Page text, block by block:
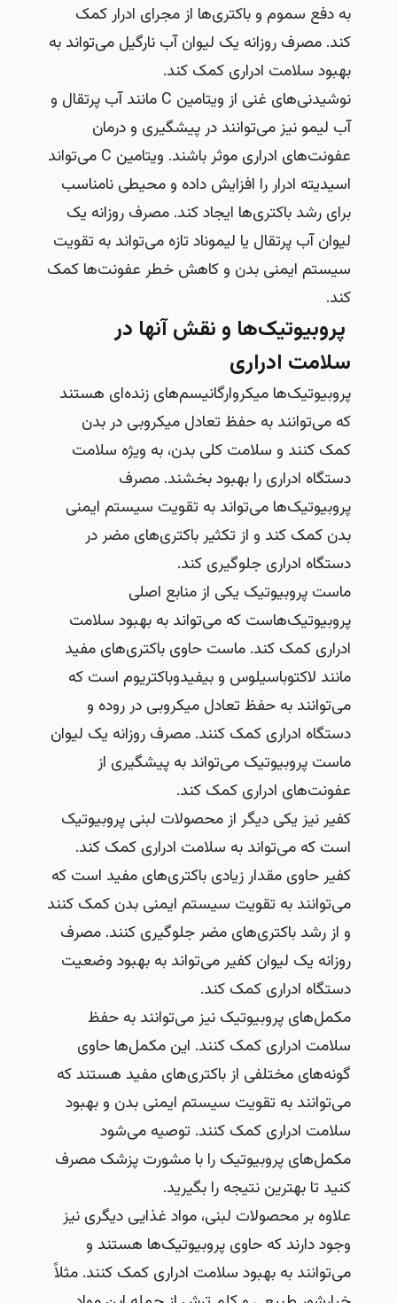
به دفع سموم و باکتری‌ها از مجرای ادرار کمک
کند. مصرف روزانه یک لیوان آب نارگیل می‌تواند به
بهبود سلامت ادراری کمک کند.
نوشیدنی‌های غنی از ویتامین C مانند آب پرتقال و
آب لیمو نیز می‌توانند در پیشگیری و درمان
عفونت‌های ادراری موثر باشند. ویتامین C می‌تواند
اسیدیته ادرار را افزایش داده و محیطی نامناسب
برای رشد باکتری‌ها ایجاد کند. مصرف روزانه یک
لیوان آب پرتقال یا لیموناد تازه می‌تواند به تقویت
سیستم ایمنی بدن و کاهش خطر عفونت‌ها کمک
کند.
پروبیوتیک‌ها و نقش آنها در
سلامت ادراری
پروبیوتیک‌ها میکروارگانیسم‌های زنده‌ای هستند
که می‌توانند به حفظ تعادل میکروبی در بدن
کمک کنند و سلامت کلی بدن، به ویژه سلامت
دستگاه ادراری را بهبود بخشند. مصرف
پروبیوتیک‌ها می‌تواند به تقویت سیستم ایمنی
بدن کمک کند و از تکثیر باکتری‌های مضر در
دستگاه ادراری جلوگیری کند.
ماست پروبیوتیک یکی از منابع اصلی
پروبیوتیک‌هاست که می‌تواند به بهبود سلامت
ادراری کمک کند. ماست حاوی باکتری‌های مفید
مانند لاکتوباسیلوس و بیفیدوباکتریوم است که
می‌توانند به حفظ تعادل میکروبی در روده و
دستگاه ادراری کمک کنند. مصرف روزانه یک لیوان
ماست پروبیوتیک می‌تواند به پیشگیری از
عفونت‌های ادراری کمک کند.
کفیر نیز یکی دیگر از محصولات لبنی پروبیوتیک
است که می‌تواند به سلامت ادراری کمک کند.
کفیر حاوی مقدار زیادی باکتری‌های مفید است که
می‌توانند به تقویت سیستم ایمنی بدن کمک کنند
و از رشد باکتری‌های مضر جلوگیری کنند. مصرف
روزانه یک لیوان کفیر می‌تواند به بهبود وضعیت
دستگاه ادراری کمک کند.
مکمل‌های پروبیوتیک نیز می‌توانند به حفظ
سلامت ادراری کمک کنند. این مکمل‌ها حاوی
گونه‌های مختلفی از باکتری‌های مفید هستند که
می‌توانند به تقویت سیستم ایمنی بدن و بهبود
سلامت ادراری کمک کنند. توصیه می‌شود
مکمل‌های پروبیوتیک را با مشورت پزشک مصرف
کنید تا بهترین نتیجه را بگیرید.
علاوه بر محصولات لبنی، مواد غذایی دیگری نیز
وجود دارند که حاوی پروبیوتیک‌ها هستند و
می‌توانند به بهبود سلامت ادراری کمک کنند. مثلاً